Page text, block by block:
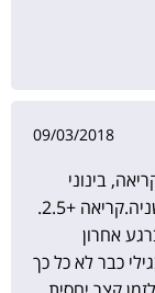
09/03/2018
בינוני
ורחוק. רחוק 1.5+ חצי צילינדר ורבע בעין השניה.קריאה +2.5.
אחרון
כבר לא כל כך